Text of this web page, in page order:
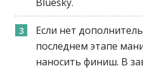
Если нет
последнем этапе
наносить финиш. В